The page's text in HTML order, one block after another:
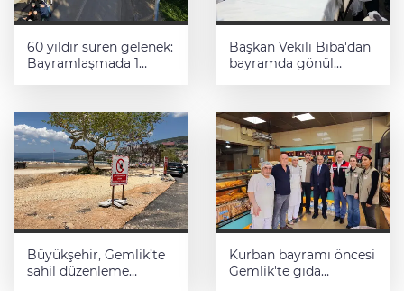
60 yıldır süren gelenek:
Bayramlaşmada 1
Başkan Vekili Biba'dan
bayramda gönül
Büyükşehir, Gemlik’te
sahil düzenleme
Kurban bayramı öncesi
Gemlik'te gıda